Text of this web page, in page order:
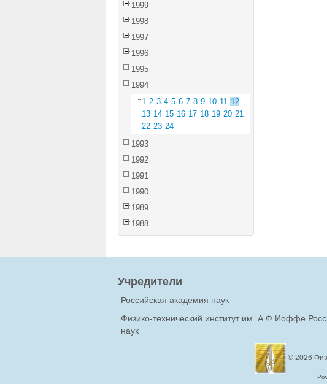
1999
1998
1997
1996
1995
1994
1 2 3 4 5 6 7 8 9 10 11 12
13 14 15 16 17 18 19 20 21
22 23 24
1993
1992
1991
1990
1989
1988
Учредители
Российская академия наук
Физико-технический институт им. А.Ф.Иоффе
наук
© 2026